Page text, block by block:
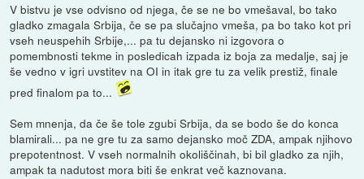
V bistvu je vse odvisno od njega, če se ne bo vmešaval, bo tako
gladko zmagala Srbija, če se pa slučajno vmeša, pa bo tako kot pri
vseh neuspehih Srbije,... pa tu dejansko ni izgovora o
pomembnosti tekme in posledicah izpada iz boja za medalje, saj je
še vedno v igri uvstitev na OI in itak gre tu za velik prestiž, finale
pred finalom pa to...
Sem mnenja, da če še tole zgubi Srbija, da se bodo še do konca
blamirali... pa ne gre tu za samo dejansko moč ZDA, ampak njihovo
prepotentnost. V vseh normalnih okoliščinah, bi bil gladko za njih,
ampak ta nadutost mora biti še enkrat več kaznovana.